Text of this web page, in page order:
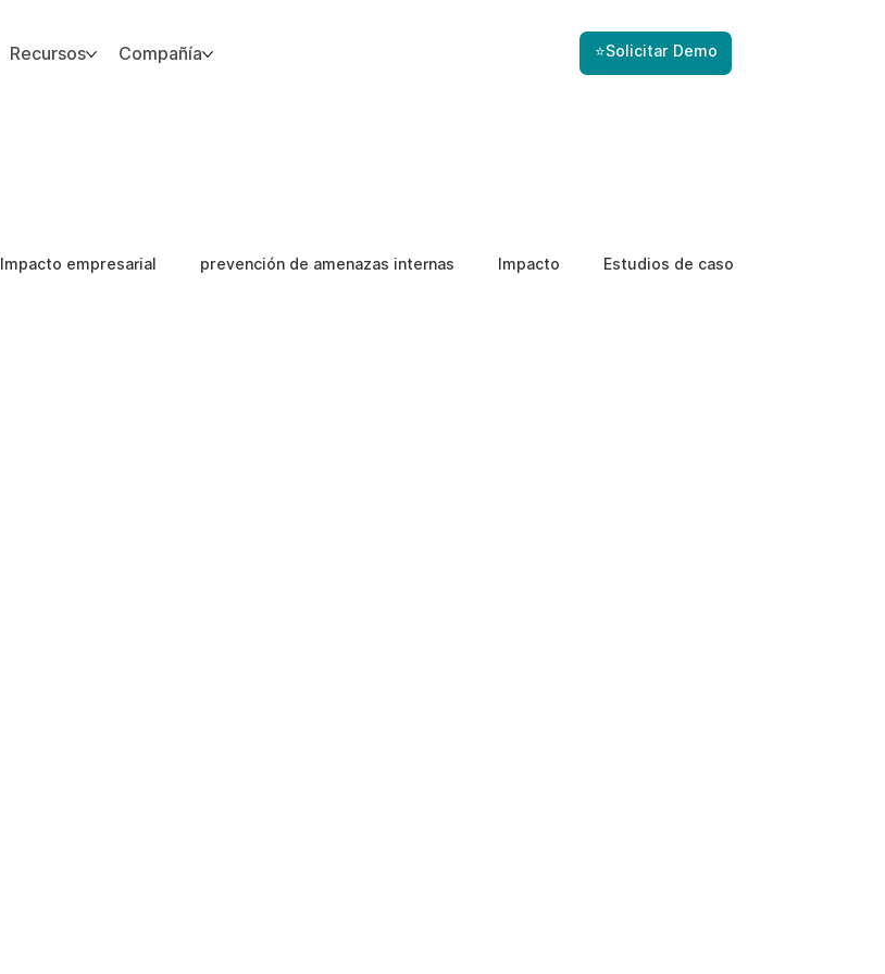
Recursos Compañía ⭐Solicitar Demo
Impacto empresarial prevención de amenazas internas Impacto Estudios de caso